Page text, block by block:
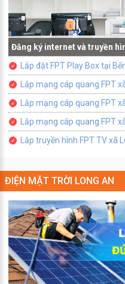
Đăng ký internet và truyền
Lắp đặt FPT Play Box tại
Lắp mạng cáp quang FPT
Lắp mạng cáp quang FPT
Lắp mạng cáp quang FPT
Lắp truyền hình FPT TV xã
ĐIỆN MẶT TRỜI LONG AN